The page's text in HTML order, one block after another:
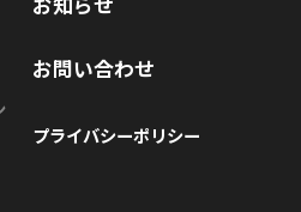
お問い合わせ
プライバシーポリシー